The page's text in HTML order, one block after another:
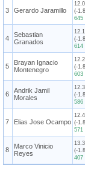
3 Gerardo Jaramillo
(-
645
4
Sebastian
Granados
(-
614
5
Brayan Ignacio
Montenegro
(-
603
6
Andrik Jamil
Morales
(-
586
7 Elias Jose Ocampo (-
571
8
Marco Vinicio
Reyes
(-
407